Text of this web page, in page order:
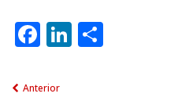
Facebook
LinkedIn
Anterior